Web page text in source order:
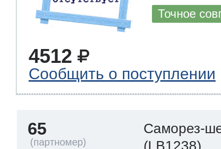
Точное
4512
Сообщить о поступлении
65
Саморез-
(LB1238)